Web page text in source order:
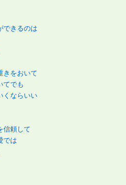
できるのは
きをおいて
てでも
くならいい
信頼して
では